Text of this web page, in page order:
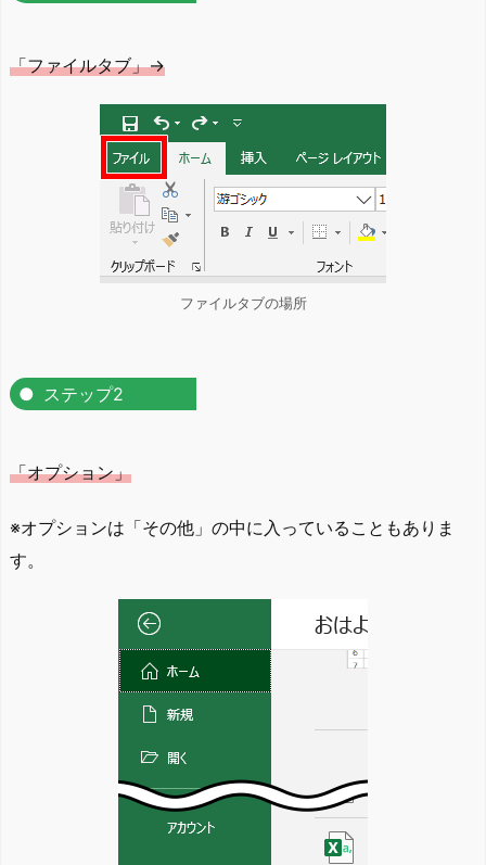
「ファイルタブ」→
ファイルタブの場所
ステップ2
「オプション」
※オプションは「その他」の中に入っていることもありま
す。